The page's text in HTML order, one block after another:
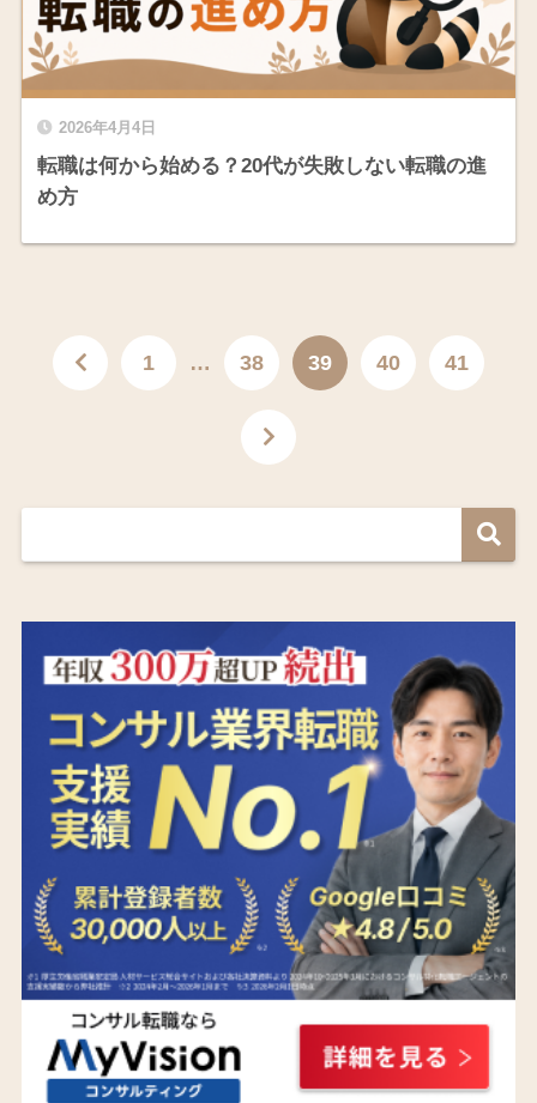
2026年4月4日
転職は何から始める？20代が失敗しない転職の進
め方
1 … 38 39 40 41